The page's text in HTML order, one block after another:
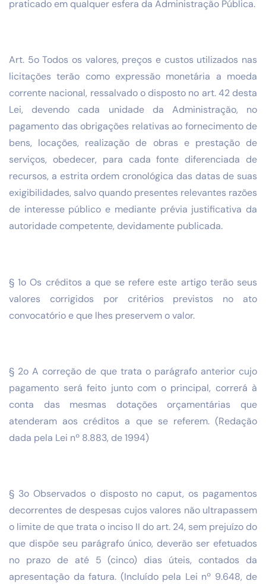
praticado em qualquer esfera da Administração Pública.
Art. 5o Todos os valores, preços e custos utilizados nas
licitações terão como expressão monetária a moeda
corrente nacional, ressalvado o disposto no art. 42 desta
Lei, devendo cada unidade da Administração, no
pagamento das obrigações relativas ao fornecimento de
bens, locações, realização de obras e prestação de
serviços, obedecer, para cada fonte diferenciada de
recursos, a estrita ordem cronológica das datas de suas
exigibilidades, salvo quando presentes relevantes razões
de interesse público e mediante prévia justificativa da
autoridade competente, devidamente publicada.
§ 1o Os créditos a que se refere este artigo terão seus
valores corrigidos por critérios previstos no ato
convocatório e que lhes preservem o valor.
§ 2o A correção de que trata o parágrafo anterior cujo
pagamento será feito junto com o principal, correrá à
conta das mesmas dotações orçamentárias que
atenderam aos créditos a que se referem. (Redação
dada pela Lei nº 8.883, de 1994)
§ 3o Observados o disposto no caput, os pagamentos
decorrentes de despesas cujos valores não ultrapassem
o limite de que trata o inciso II do art. 24, sem prejuízo do
que dispõe seu parágrafo único, deverão ser efetuados
no prazo de até 5 (cinco) dias úteis, contados da
apresentação da fatura. (Incluído pela Lei nº 9.648, de